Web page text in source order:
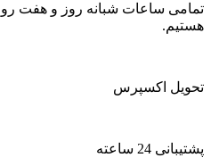
تمامی ساعات شبانه روز و هفت
هستیم.
تحویل اکسپرس
پشتیبانی 24 ساعته